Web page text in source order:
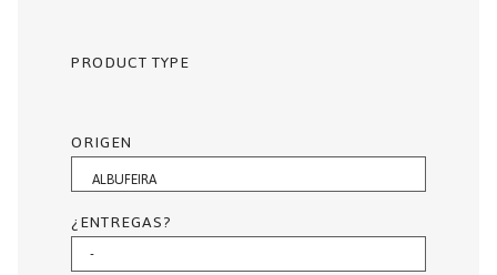
PRODUCT TYPE
ORIGEN
¿ENTREGAS?